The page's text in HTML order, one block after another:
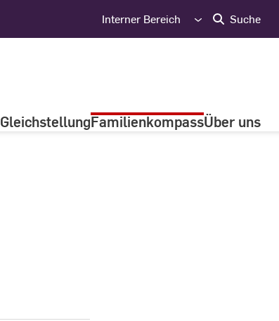
Interner Bereich Suche
GleichstellungFamilienkompassÜber uns